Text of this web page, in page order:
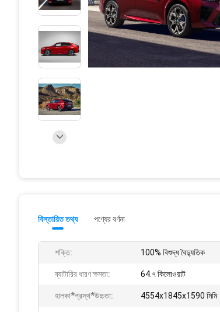
বিস্তারিত তথ্য পণ্যের বর্ণনা
শক্তি: 100% বিশুদ্ধ বৈদ্যুতিক
ব্যাটারির ধারণ ক্ষমতা: 64.৭ কিলোওয়াট
হালকা*প্রস্থ*উচ্চতা: 4554x1845x1590 মিমি